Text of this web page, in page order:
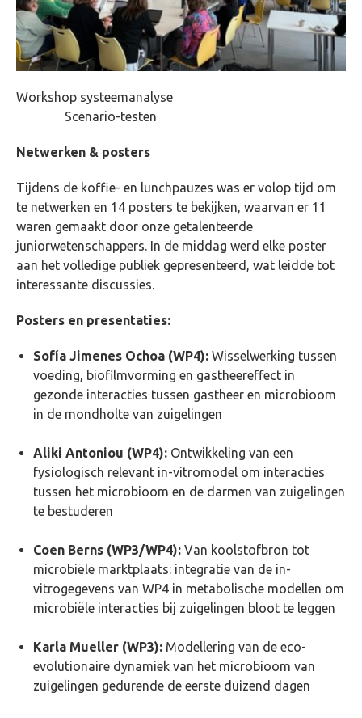
Workshop systeemanalyse
Scenario-testen
Netwerken & posters
Tijdens de koffie- en lunchpauzes was er volop tijd om
te netwerken en 14 posters te bekijken, waarvan er 11
waren gemaakt door onze getalenteerde
juniorwetenschappers. In de middag werd elke poster
aan het volledige publiek gepresenteerd, wat leidde tot
interessante discussies.
Posters en presentaties:
Sofía Jimenes Ochoa (WP4):Wisselwerking tussen
voeding, biofilmvorming en gastheereffect in
gezonde interacties tussen gastheer en microbioom
in de mondholte van zuigelingen
Aliki Antoniou (WP4):Ontwikkeling van een
fysiologisch relevant in-vitromodel om interacties
tussen het microbioom en de darmen van zuigelingen
te bestuderen
Coen Berns (WP3/WP4):Van koolstofbron tot
microbiële marktplaats: integratie van de in-
vitrogegevens van WP4 in metabolische modellen om
microbiële interacties bij zuigelingen bloot te leggen
Karla Mueller (WP3):Modellering van de eco-
evolutionaire dynamiek van het microbioom van
zuigelingen gedurende de eerste duizend dagen